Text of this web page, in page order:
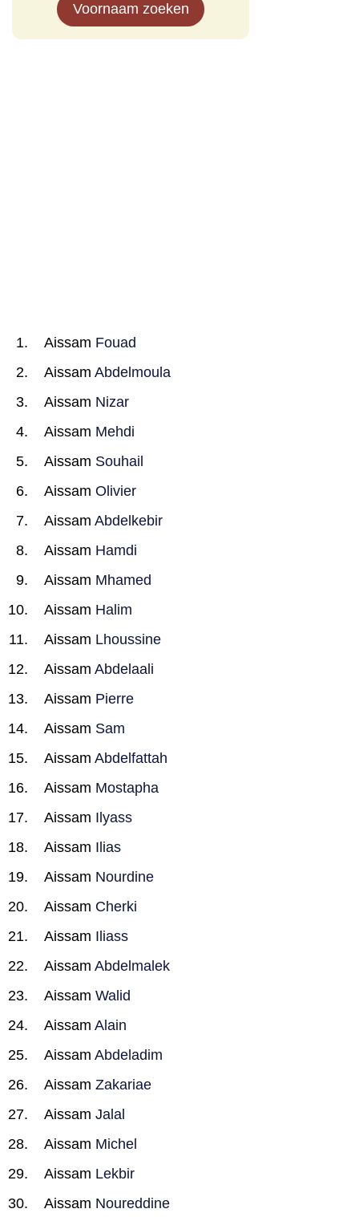
Voornaam zoeken
Aissam Fouad
Aissam Abdelmoula
Aissam Nizar
Aissam Mehdi
Aissam Souhail
Aissam Olivier
Aissam Abdelkebir
Aissam Hamdi
Aissam Mhamed
Aissam Halim
Aissam Lhoussine
Aissam Abdelaali
Aissam Pierre
Aissam Sam
Aissam Abdelfattah
Aissam Mostapha
Aissam Ilyass
Aissam Ilias
Aissam Nourdine
Aissam Cherki
Aissam Iliass
Aissam Abdelmalek
Aissam Walid
Aissam Alain
Aissam Abdeladim
Aissam Zakariae
Aissam Jalal
Aissam Michel
Aissam Lekbir
Aissam Noureddine